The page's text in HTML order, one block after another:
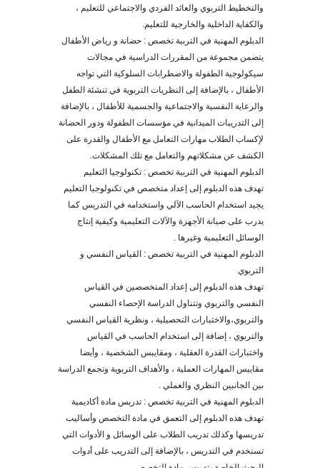
والتخطيط التربوي والعائد الفردي والاجتماعي للتعليم ،
والكفاية الداخلية والخارجية للتعليم.
الدبلوم المهنية في التربية تخصص : حضانة و رياض الأطفال
يتضمن مجموعة من المقررات الدراسية في مجالات
سيكولوجية الطفولة والاضطرابات السلوكية التي تواجه
الأطفال ، بالإضافة إلى النظريات التربوية في تنشئة الطفل
والرعاية النفسية والاجتماعية والجسمية للأطفال ، بالإضافة
إلى التدريبات الميدانية في مؤسسات الطفولة ودور الحضانة
لإكساب الطلاب مهارات التعامل مع الأطفال والقدرة على
الكشف عن مشكلاتهم والتعامل مع تلك المشكلات.
الدبلوم المهنية في التربية تخصص : تكنولوجيا التعليم
تهدف هذه الدبلوم إلى إعداد متخصص في تكنولوجيا التعليم
يجيد استخدام الحاسب الآلي واستخدامه في التدريس كما
يدرب على صيانة الأجهزة والآلات التعليمية وكيفية إنتاج
الوسائل التعليمية وغيرها .
الدبلوم المهنية في التربية تخصص : القياس النفسي و
التربوي
تهدف هذه الدبلوم إلى إعداد المتخصصين في القياس
النفسي والتربوي وتتناول الدراسة الإحصاء النفسي
والتربوي،والاختبارات التحصيلية ، ونظرية القياس النفسي
والتربوي ، إضافة إلى استخدام الحاسب في القياس
واختبارات القدرة العقلية ، ومقاييس الشخصية ، وأيضا
مقاييس المهارات العملية ، والأهداف التربوية وتجمع الدراسة
بين الجانبين النظري والعملي .
الدبلوم المهنية في التربية تخصص : تدريس مادة أكاديمية
تهدف هذه الدبلوم إلى التعمق في مادة التخصص وأساليب
تدريسها وكذلك تدريب الطلاب على الوسائل و الأدوات التي
تستخدم في التدريس ، بالإضافة إلى التدريب على أدوات